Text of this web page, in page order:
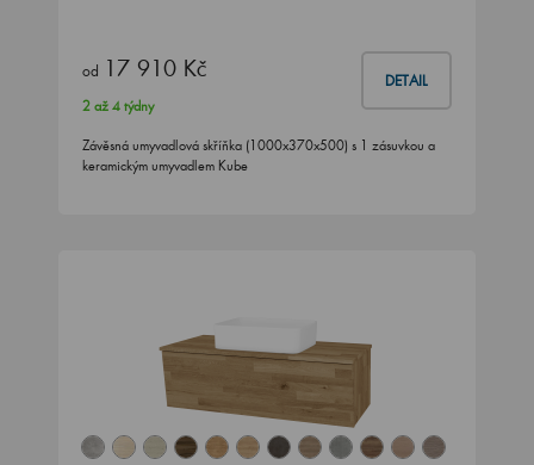
od 17 910 Kč DETAIL
2 až 4 týdny
Závěsná umyvadlová skříňka (1000x370x500) s 1 zásuvkou a
keramickým umyvadlem Kube